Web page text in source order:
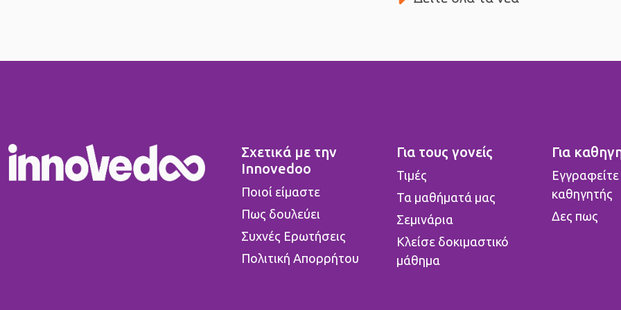
Σχετικά με την
Innovedoo
Ποιοί είμαστε
Πως δουλεύει
Συχνές Ερωτήσεις
Πολιτική Απορρήτου
Για τους γονείς
Τιμές
Τα μαθήματά μας
Σεμινάρια
Κλείσε δοκιμαστικό
μάθημα
Για
καθηγητής
Δες πως